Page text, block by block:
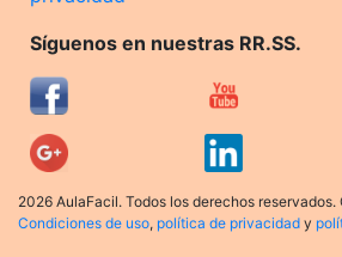
Síguenos en nuestras RR.SS.
2026 AulaFacil. Todos los derechos
Condiciones de uso, política de privacidad y